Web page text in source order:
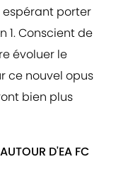
porter
1. Conscient de
évoluer le
ce nouvel opus
bien plus
D'EA FC